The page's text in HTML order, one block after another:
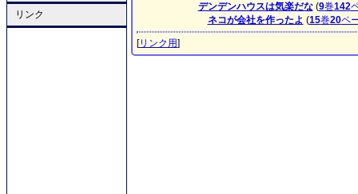
リンク
デンデンハウスは気楽だな(9巻142
ネコが会社を作ったよ (15巻20ペ
[リンク用]